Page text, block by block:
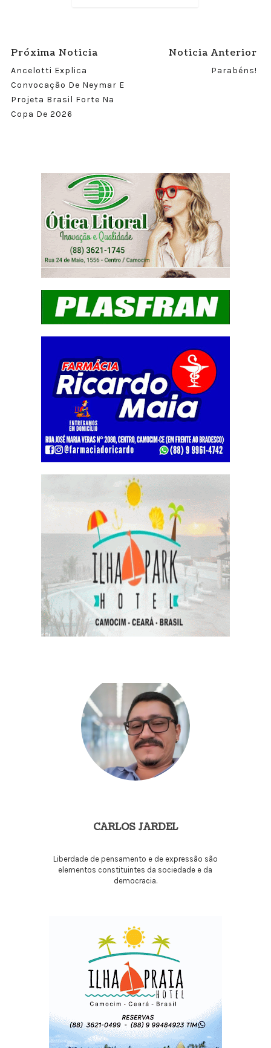
Próxima Noticia
Ancelotti Explica
Convocação De Neymar E
Projeta Brasil Forte Na
Copa De 2026
Noticia Anterior
Parabéns!
CARLOS JARDEL
Liberdade de pensamento e de expressão são
elementos constituintes da sociedade e da
democracia.